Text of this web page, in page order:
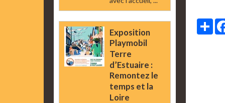
Exposition
Playmobil
Terre
d’Estuaire :
Remontez le
temps et la
Loire